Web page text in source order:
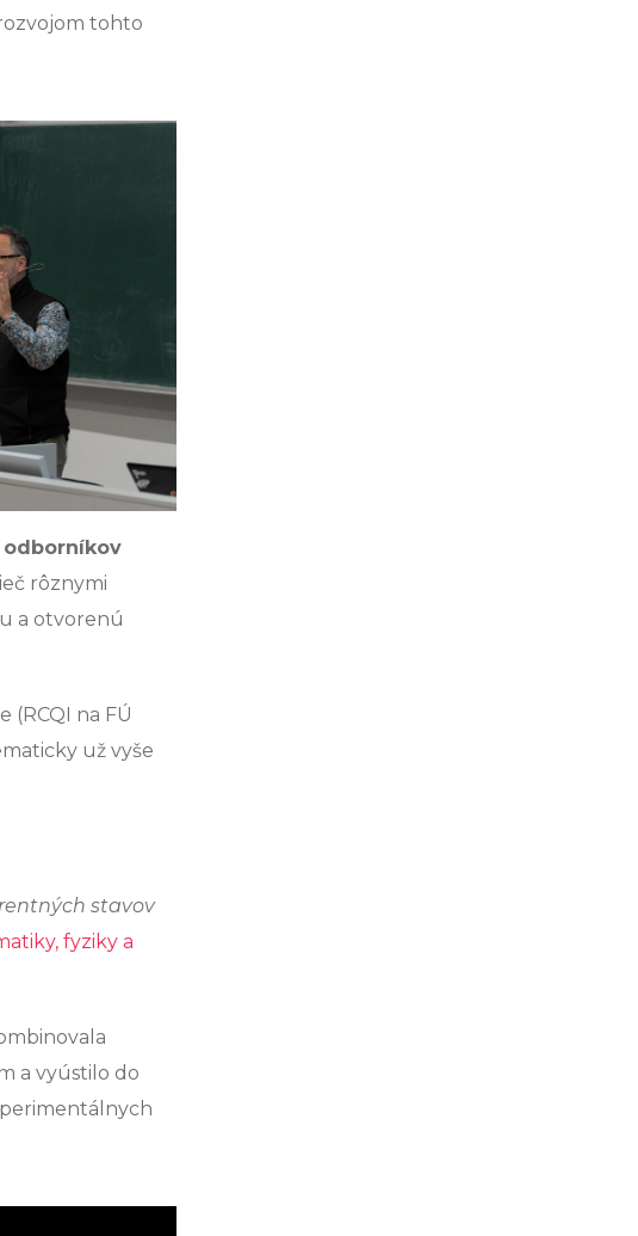
tohto
odborníkov
rôznymi
a otvorenú
(RCQI na FÚ
už vyše
stavov
fyziky a
a vyústilo do